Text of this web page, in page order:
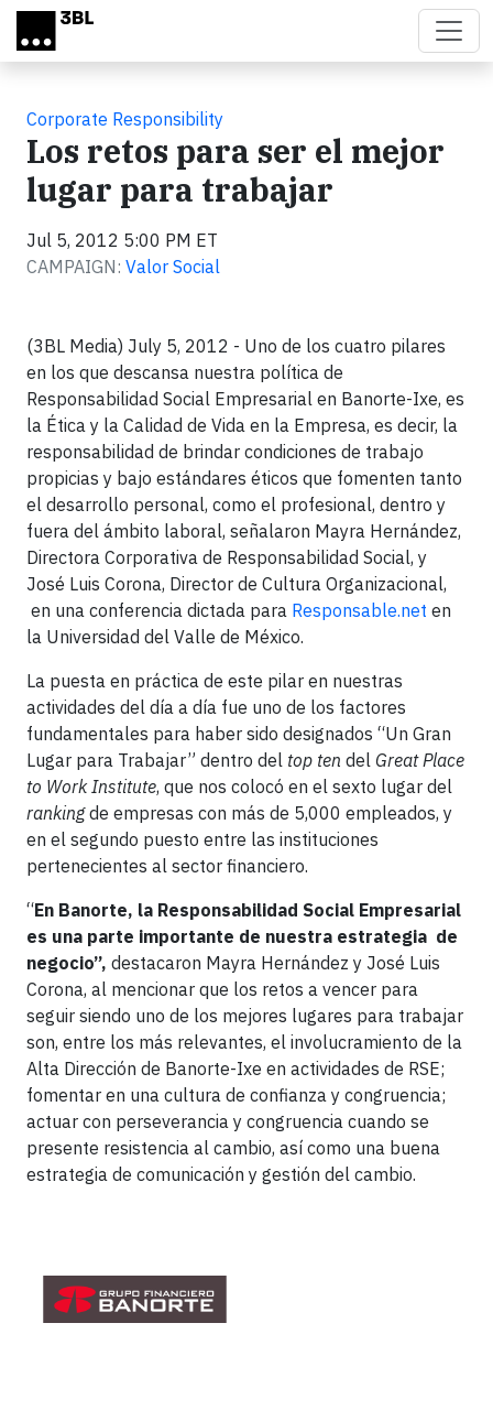
Skip to main content
Corporate Responsibility
Los retos para ser el mejor
lugar para trabajar
Jul 5, 2012 5:00 PM ET
CAMPAIGN: Valor Social
(3BL Media) July 5, 2012 - Uno de los cuatro pilares
en los que descansa nuestra política de
Responsabilidad Social Empresarial en Banorte-Ixe, es
la Ética y la Calidad de Vida en la Empresa, es decir, la
responsabilidad de brindar condiciones de trabajo
propicias y bajo estándares éticos que fomenten tanto
el desarrollo personal, como el profesional, dentro y
fuera del ámbito laboral, señalaron Mayra Hernández,
Directora Corporativa de Responsabilidad Social, y
José Luis Corona, Director de Cultura Organizacional,
en una conferencia dictada para Responsable.net en
la Universidad del Valle de México.
La puesta en práctica de este pilar en nuestras
actividades del día a día fue uno de los factores
fundamentales para haber sido designados “Un Gran
Lugar para Trabajar” dentro del top ten del Great Place
to Work Institute, que nos colocó en el sexto lugar del
rankingde empresas con más de 5,000 empleados, y
en el segundo puesto entre las instituciones
pertenecientes al sector financiero.
“En Banorte, la Responsabilidad Social Empresarial
es una parte importante de nuestra estrategia de
negocio”, destacaron Mayra Hernández y José Luis
Corona, al mencionar que los retos a vencer para
seguir siendo uno de los mejores lugares para trabajar
son, entre los más relevantes, el involucramiento de la
Alta Dirección de Banorte-Ixe en actividades de RSE;
fomentar en una cultura de confianza y congruencia;
actuar con perseverancia y congruencia cuando se
presente resistencia al cambio, así como una buena
estrategia de comunicación y gestión del cambio.